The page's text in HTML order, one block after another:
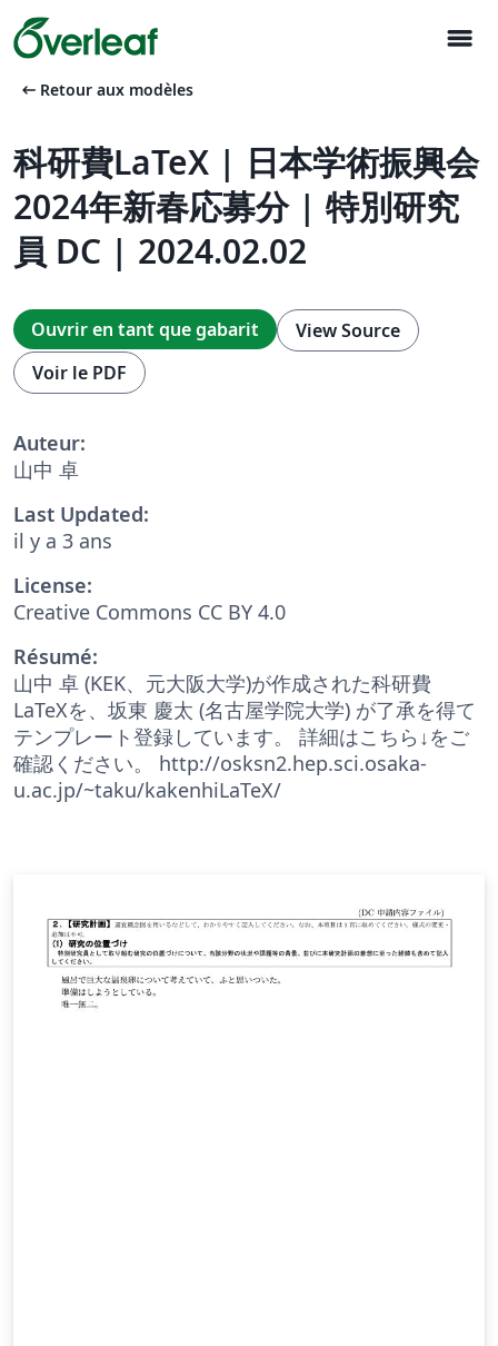
menu
arrow_left_alt Retour aux modèles
科研費LaTeX | 日本学術振興会
2024年新春応募分 | 特別研究
員 DC | 2024.02.02
Ouvrir en tant que gabarit
View Source
Voir le PDF
Auteur:
山中 卓
Last Updated:
il y a 3 ans
License:
Creative Commons CC BY 4.0
Résumé:
山中 卓 (KEK、元大阪大学)が作成された科研費
LaTeXを、坂東 慶太 (名古屋学院大学) が了承を得て
テンプレート登録しています。 詳細はこちら↓をご
確認ください。 http://osksn2.hep.sci.osaka-
u.ac.jp/~taku/kakenhiLaTeX/